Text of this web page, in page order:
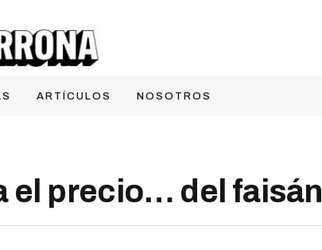
ARTÍCULOS NOSOTROS
el precio… del faisán